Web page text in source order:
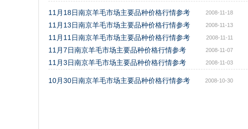
2008-11-18
11月18日南京羊毛市场主要品种价格行情参考
2008-11-13
11月13日南京羊毛市场主要品种价格行情参考
2008-11-11
11月11日南京羊毛市场主要品种价格行情参考
2008-11-07
11月7日南京羊毛市场主要品种价格行情参考
2008-11-03
11月3日南京羊毛市场主要品种价格行情参考
2008-10-30
10月30日南京羊毛市场主要品种价格行情参考